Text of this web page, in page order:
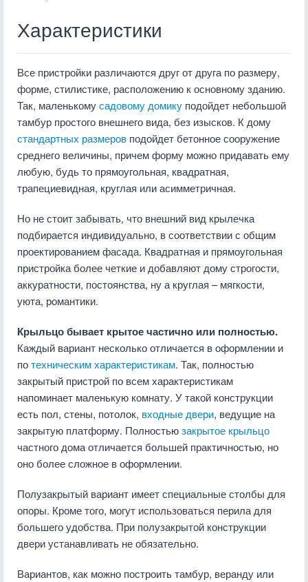
Характеристики
Все пристройки различаются друг от друга по размеру,
форме, стилистике, расположению к основному зданию.
Так, маленькомусадовому домику подойдет небольшой
тамбур простого внешнего вида, без изысков. К дому
стандартных размеров подойдет бетонное сооружение
среднего величины, причем форму можно придавать ему
любую, будь то прямоугольная, квадратная,
трапециевидная, круглая или асимметричная.
Но не стоит забывать, что внешний вид крылечка
подбирается индивидуально, в соответствии с общим
проектированием фасада. Квадратная и прямоугольная
пристройка более четкие и добавляют дому строгости,
аккуратности, постоянства, ну а круглая – мягкости,
уюта, романтики.
Крыльцо бывает крытое частично или полностью.
Каждый вариант несколько отличается в оформлении и
потехническим характеристикам. Так, полностью
закрытый пристрой по всем характеристикам
напоминает маленькую комнату. У такой конструкции
есть пол, стены, потолок, входные двери, ведущие на
закрытую платформу. Полностьюзакрытое крыльцо
частного дома отличается большей практичностью, но
оно более сложное в оформлении.
Полузакрытый вариант имеет специальные столбы для
опоры. Кроме того, могут использоваться перила для
большего удобства. При полузакрытой конструкции
двери устанавливать не обязательно.
Вариантов, как можно построить тамбур, веранду или